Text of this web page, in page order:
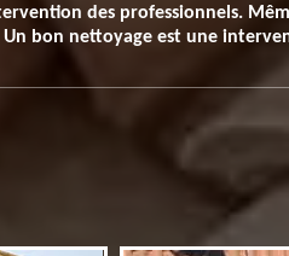
des professionnels.
Un bon nettoyage est une